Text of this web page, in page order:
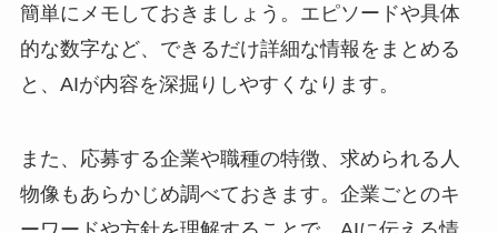
簡単にメモしておきましょう。エピソードや具体
的な数字など、できるだけ詳細な情報をまとめる
と、AIが内容を深掘りしやすくなります。
また、応募する企業や職種の特徴、求められる人
物像もあらかじめ調べておきます。企業ごとのキ